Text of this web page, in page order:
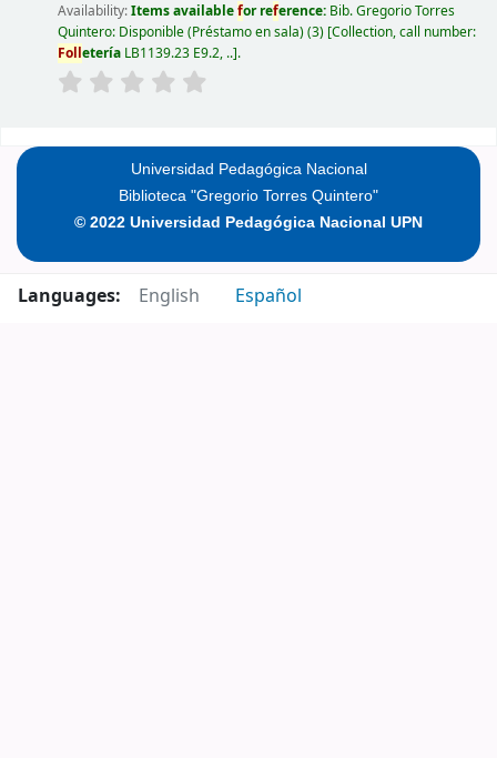
Availability:Items availablefor reference: Bib. Gregorio Torres
Quintero: Disponible (Préstamo en sala)(3) Collection, call number:
Folletería LB1139.23 E9.2, .. .
Universidad Pedagógica Nacional
Biblioteca "Gregorio Torres Quintero"
© 2022 Universidad Pedagógica Nacional UPN
Languages: English Español